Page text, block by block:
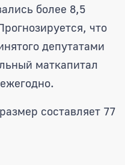
более 8,5
что
депутатами
маткапитал
составляет 77